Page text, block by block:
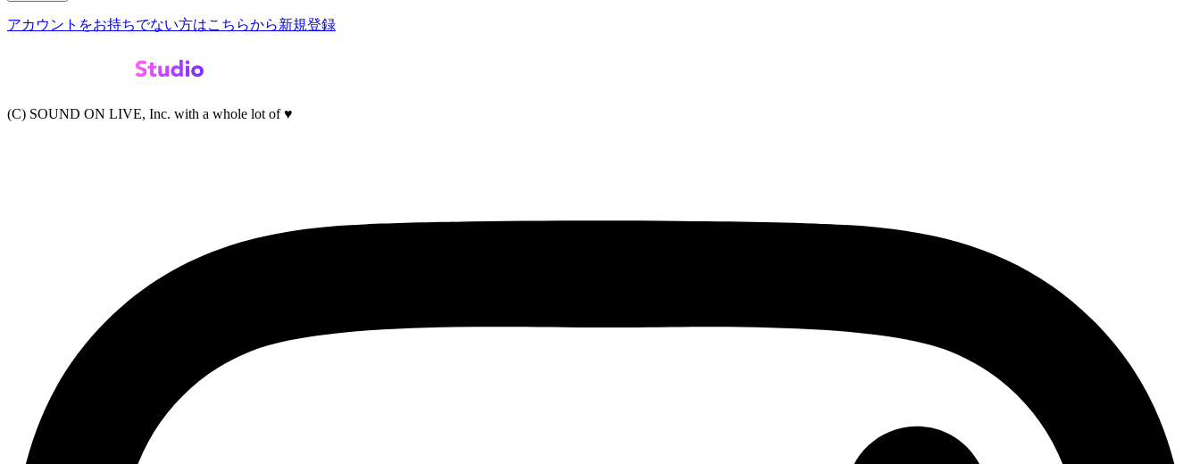
アカウントをお持ちでない方はこちらから新規登録
(C) SOUND ON LIVE, Inc. with a whole lot of ♥